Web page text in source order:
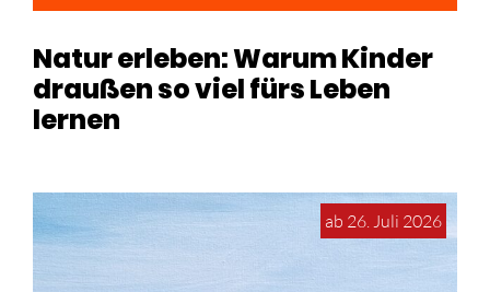
Natur erleben: Warum Kinder
draußen so viel fürs Leben
lernen
ab 26. Juli 2026